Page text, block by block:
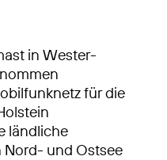
in Wester-
für die
ländliche
und Ostsee